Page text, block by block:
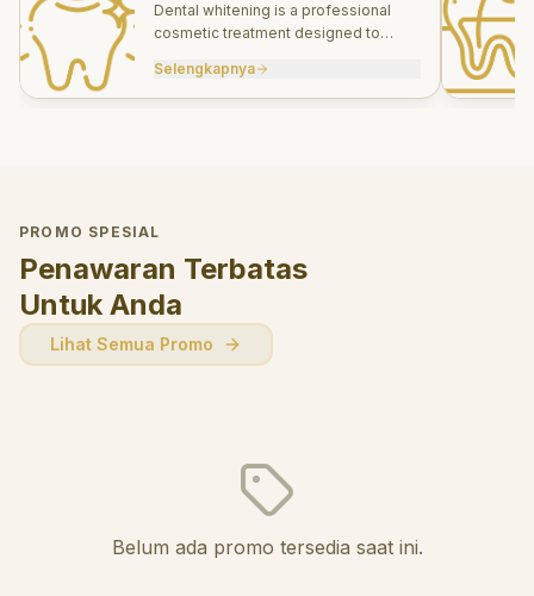
Dental whitening is a professional
cosmetic treatment designed to
effectively.
Selengkapnya
PROMO SPESIAL
Penawaran Terbatas
Untuk Anda
Lihat Semua Promo
Belum ada promo tersedia saat ini.